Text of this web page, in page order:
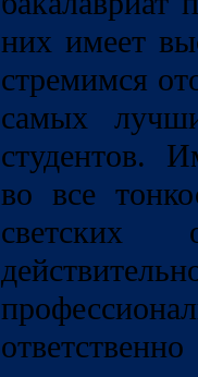
них имеет
стремимся
самых
студентов.
во все
светских